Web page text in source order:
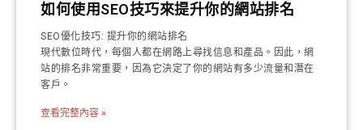
如何使用SEO技巧來提升你的網站排名
SEO優化技巧: 提升你的網站排名
現代數位時代，每個人都在網路上尋找信息和產品。因此，網
站的排名非常重要，因為它決定了你的網站有多少流量和潛在
客戶。
查看完整內容 »